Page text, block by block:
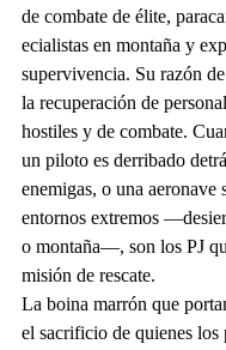
de combate de élite,
ecialistas en montaña y
supervivencia. Su razón
la recuperación de personal
hostiles y de combate.
un piloto es derribado
enemigas, o una aeronave
entornos extremos
o montaña—, son los PJ
misión de rescate.
La boina marrón que
el sacrificio de quienes los